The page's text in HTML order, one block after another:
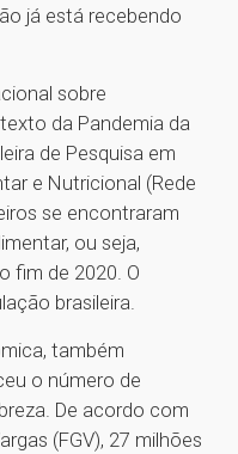
já está recebendo
sobre
da Pandemia da
de Pesquisa em
e Nutricional (Rede
se encontraram
ou seja,
fim de 2020. O
brasileira.
também
o número de
De acordo com
(FGV), 27 milhões